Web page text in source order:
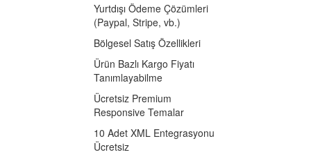
Yurtdışı Ödeme Çözümleri
(Paypal, Stripe, vb.)
Bölgesel Satış Özellikleri
Ürün Bazlı Kargo Fiyatı
Tanımlayabilme
Ücretsiz Premium
Responsive Temalar
10 Adet XML Entegrasyonu
Ücretsiz